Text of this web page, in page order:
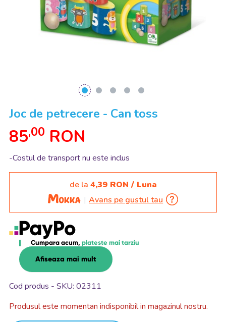
Joc de petrecere - Can toss
85,00 RON
-Costul de transport nu este inclus
de la 4,39 RON / Luna
Avans pe gustul tau
Cumpara acum, plateste mai tarziu
Afiseaza mai mult
Cod produs - SKU 02311
Produsul este momentan indisponibil in magazinul nostru.